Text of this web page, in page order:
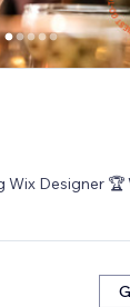
Wix Designer 🏆